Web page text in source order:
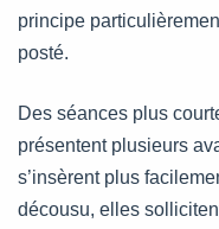
principe
posté.
Des séances plus
présentent plusieurs
s’insèrent plus
décousu, elles